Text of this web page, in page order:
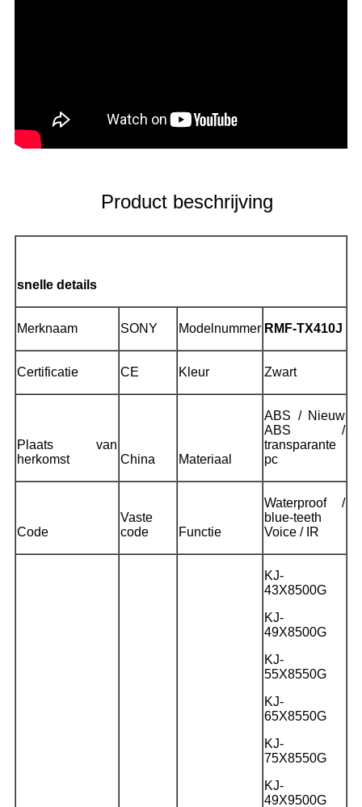
Product beschrijving
snelle details
Merknaam SONY Modelnummer RMF-TX410J
Certificatie CE Kleur Zwart
Plaats van
herkomst
China Materiaal
ABS / Nieuw
ABS /
transparante
pc
Code
Vaste
code
Functie
Waterproof /
blue-teeth
Voice / IR
KJ-
43X8500G
KJ-
49X8500G
KJ-
55X8550G
KJ-
65X8550G
KJ-
75X8550G
KJ-
49X9500G